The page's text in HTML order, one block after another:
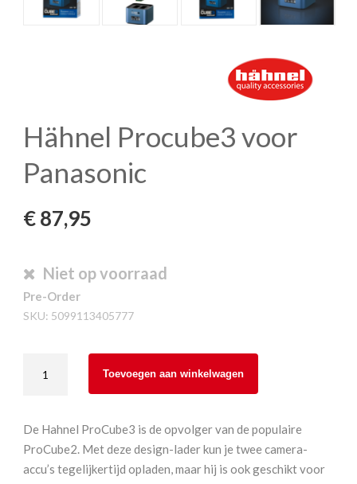
Hähnel Procube3 voor
Panasonic
€87,95
Niet op voorraad
Pre-Order
SKU: 5099113405777
Procube3
Panasonic
aantal
Toevoegen aan winkelwagen
De Hahnel ProCube3 is de opvolger van de populaire
ProCube2. Met deze design-lader kun je twee camera-
accu’s tegelijkertijd opladen, maar hij is ook geschikt voor